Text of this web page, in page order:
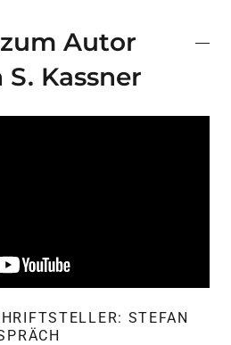
Autor
S. Kassner
STEFAN